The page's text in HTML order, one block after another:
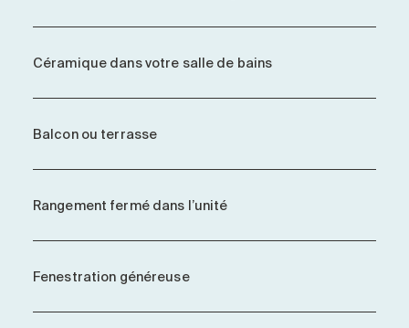
Céramique dans votre salle de bains
Balcon ou terrasse
Rangement fermé dans l’unité
Fenestration généreuse